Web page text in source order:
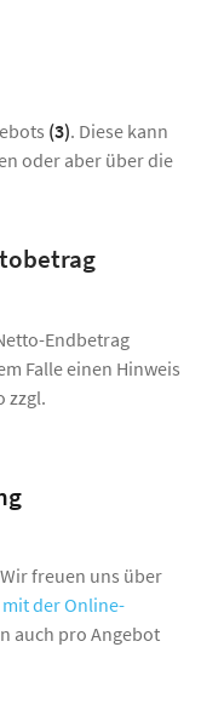
(3). Diese kann
oder aber über die
Endbetrag
Falle einen Hinweis
zzgl.
freuen uns über
der Online-
auch pro Angebot